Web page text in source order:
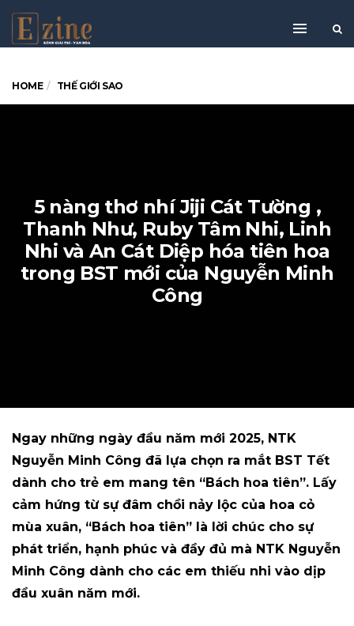
HOME THẾ GIỚI SAO
5 nàng thơ nhí Jiji Cát Tường ,
Thanh Như, Ruby Tâm Nhi, Linh
Nhi và An Cát Diệp hóa tiên hoa
trong BST mới của Nguyễn Minh
Công
Ngay những ngày đầu năm mới 2025, NTK
Nguyễn Minh Công đã lựa chọn ra mắt BST Tết
dành cho trẻ em mang tên “Bách hoa tiên”. Lấy
cảm hứng từ sự đâm chồi nảy lộc của hoa cỏ
mùa xuân, “Bách hoa tiên” là lời chúc cho sự
phát triển, hạnh phúc và đầy đủ mà NTK Nguyễn
Minh Công dành cho các em thiếu nhi vào dịp
đầu xuân năm mới.